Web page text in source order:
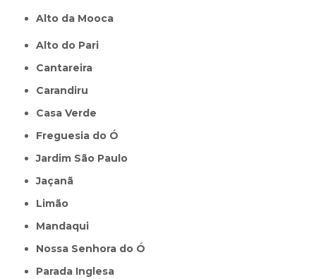
Alto da Mooca
Alto do Pari
Cantareira
Carandiru
Casa Verde
Freguesia do Ó
Jardim São Paulo
Jaçanã
Limão
Mandaqui
Nossa Senhora do Ó
Parada Inglesa